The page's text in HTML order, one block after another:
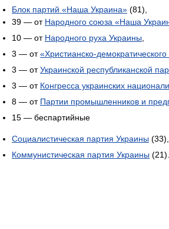
Блок партий «Наша Украина» (81),
39 — от Народного союза «Наша
10 — от Народного руха Украины
3 — от«Христианско-
3 — отУкраинской республиканской
3 — от Конгресса украинских
8 — от Партии промышленников и
15 — беспартийные
Социалистическая партия Украины (33),
Коммунистическая партия Украины (21).